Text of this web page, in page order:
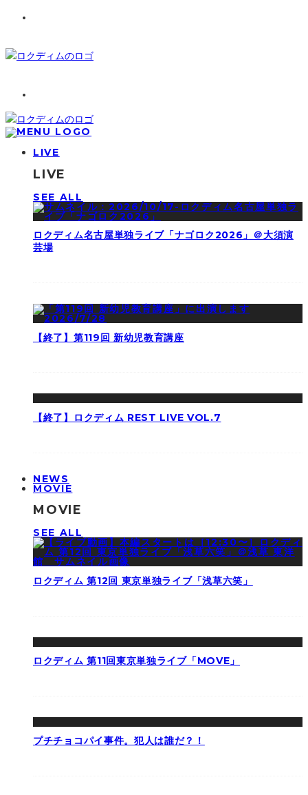
LIVE
LIVE
SEE ALL
ロクディム名古屋単独ライブ「ナゴロク2026」＠大須演
芸場
【終了】第119回 新幼児教育講座
【終了】ロクディム REST LIVE VOL.7
NEWS
MOVIE
MOVIE
SEE ALL
ロクディム 第12回 東京単独ライブ「浅草六笑」
ロクディム 第11回東京単独ライブ「MOVE」
プチチョコパイ事件。犯人は誰だ？！